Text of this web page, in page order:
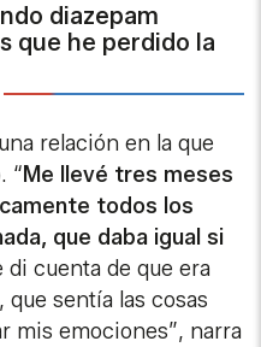
diazepam
que he perdido la
relación en la que
“Me llevé tres meses
todos los
que daba igual si
di cuenta de que era
sentía las cosas
mis emociones”, narra